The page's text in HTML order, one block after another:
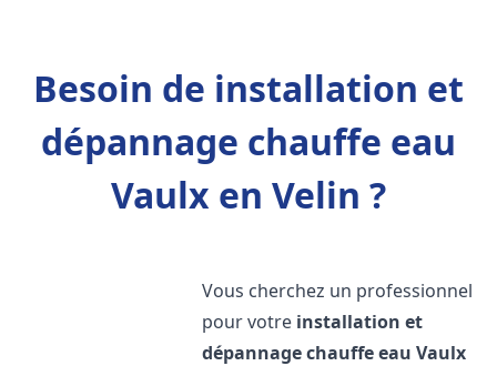
Besoin de installation et
dépannage chauffe eau
Vaulx en Velin ?
Vous cherchez un professionnel
pour votre installation et
dépannage chauffe eau Vaulx